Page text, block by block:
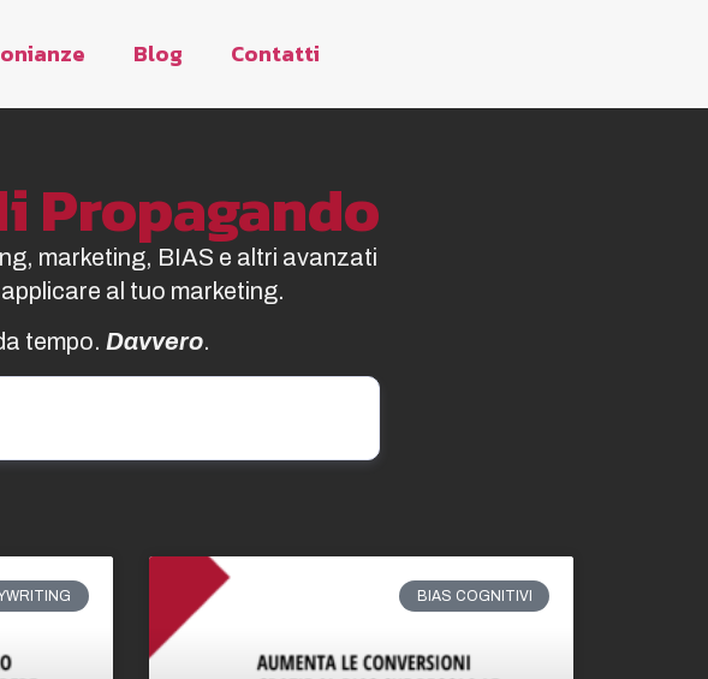
Blog Contatti
Propagando
marketing, BIAS e altri avanzati
al tuo marketing.
tempo. Davvero.
BIAS COGNITIVI